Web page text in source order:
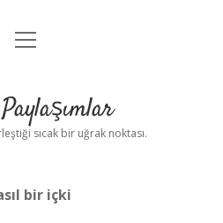
Anasayfa
Uyarı
menüyü
sıcak bir uğrak noktası.
bir içki